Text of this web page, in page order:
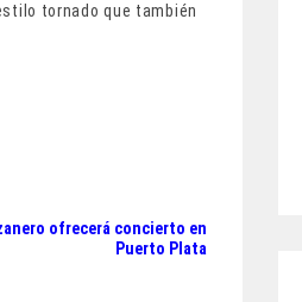
tornado que también
ofrecerá concierto en
Puerto Plata